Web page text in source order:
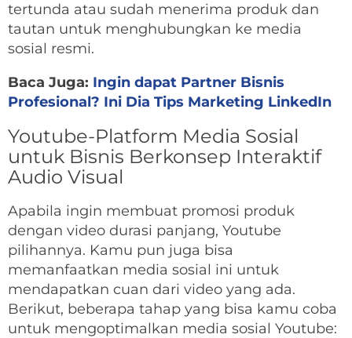
tertunda atau sudah menerima produk dan
tautan untuk menghubungkan ke media
sosial resmi.
Baca Juga: Ingin dapat Partner Bisnis
Profesional? Ini Dia Tips Marketing LinkedIn
Youtube-Platform Media Sosial
untuk Bisnis Berkonsep Interaktif
Audio Visual
Apabila ingin membuat promosi produk
dengan video durasi panjang, Youtube
pilihannya. Kamu pun juga bisa
memanfaatkan media sosial ini untuk
mendapatkan cuan dari video yang ada.
Berikut, beberapa tahap yang bisa kamu coba
untuk mengoptimalkan media sosial Youtube: